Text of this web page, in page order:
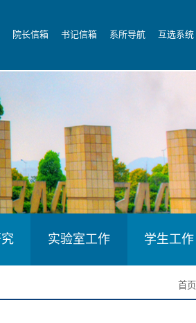
院长信箱 书记信箱 系所导航 互选系统
实验室工作 学生工作
首页